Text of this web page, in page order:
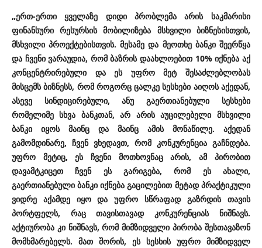
„ერთ-ერთი ყველაზე დიდი პრობლემა არის საკმარისი
ფინანსური რესურსის მობილიზება მსხვილი ბიზნესისთვის,
მსხვილი პროექტებისთვის. მესამე და მეოთხე ბანკი შეერწყა
და ჩვენი ვარაუდია, რომ ბაზრის დაახლოებით 10% იქნება აქ
კონცენტრირებული და ეს უფრო მეტ შესაძლებლობას
მისცემს ბიზნესს, რომ როგორც ცალკე სესხები აიღოს აქედან,
ასევე სინდიცირებული, ანუ გაერთიანებული სესხები
რომელიმე სხვა ბანკთან, არ არის აუცილებელი მსხვილი
ბანკი იყოს მაინც და მაინც ამის მონაწილე. აქედან
გამომდინარე, ჩვენ ვხედავთ, რომ კონკურენცია გაჩნდება.
უფრო მეტიც, ეს ჩვენი მოთხოვნაც არის, ამ პირობით
დავამტკიცეთ ჩვენ ეს გარიგება, რომ ეს ახალი,
გაერთიანებული ბანკი იქნება გაცილებით მეტად პრაქტიკული
ვიდრე აქამდე იყო და უფრო სწრაფად გაზრდის თავის
პორტფელს, რაც თავისთავად კონკურენციას ნიშნავს.
აქტიურობა კი ნიშნავს, რომ მიმზიდველი პირობა შესთავაზონ
მომხმარებელს. მათ შორის, ეს სესხის უფრო მიმზიდველ